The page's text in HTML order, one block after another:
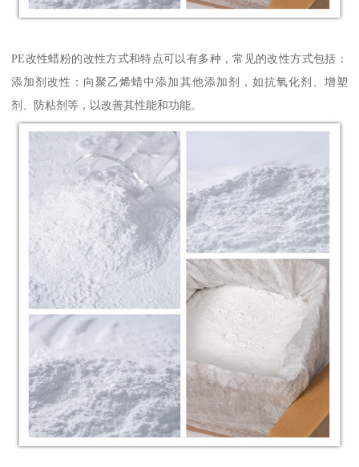
PE改性蜡粉的改性方式和特点可以有多种，常见的改性方式包括：
添加剂改性：向聚乙烯蜡中添加其他添加剂，如抗氧化剂、增塑
剂、防粘剂等，以改善其性能和功能。